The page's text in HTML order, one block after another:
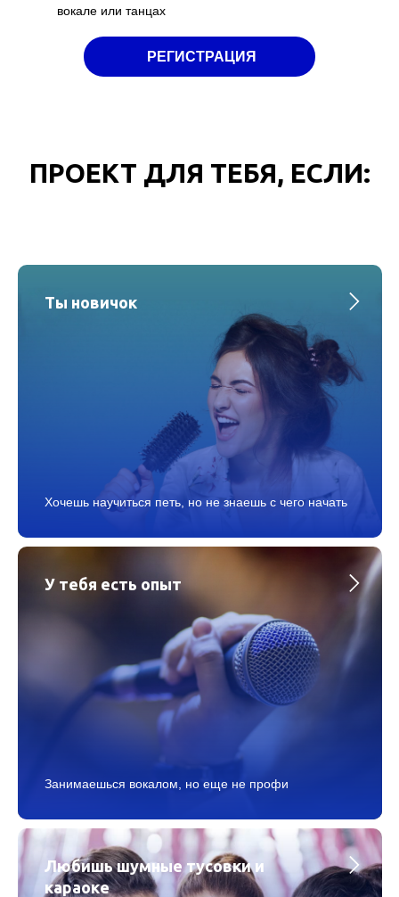
вокале или танцах
РЕГИСТРАЦИЯ
ПРОЕКТ ДЛЯ ТЕБЯ, ЕСЛИ:
Ты новичок
Хочешь научиться петь, но не знаешь с чего начать
У тебя есть опыт
Занимаешься вокалом, но еще не профи
Любишь шумные тусовки и
караоке